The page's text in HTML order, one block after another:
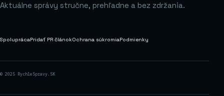
Aktuálne správy stručne, prehľadne a bez zdržania.
SpoluprácaPridať PR článokOchrana súkromiaPodmienky
© 2025 RychleSpravy.SK